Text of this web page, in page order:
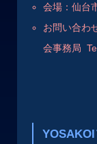
会場：仙台
お問い合わ
会事務局
YOSAKOI